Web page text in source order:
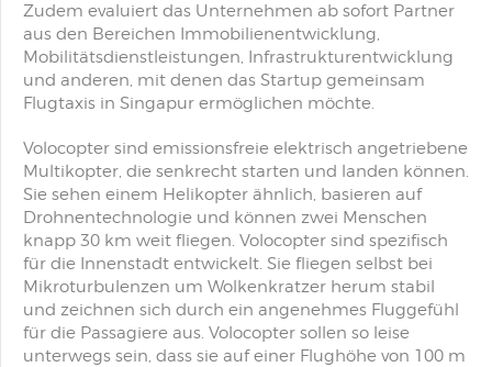
Zudem evaluiert das Unternehmen ab sofort Partner
aus den Bereichen Immobilienentwicklung,
Mobilitätsdienstleistungen, Infrastrukturentwicklung
und anderen, mit denen das Startup gemeinsam
Flugtaxis in Singapur ermöglichen möchte.
Volocopter sind emissionsfreie elektrisch angetriebene
Multikopter, die senkrecht starten und landen können.
Sie sehen einem Helikopter ähnlich, basieren auf
Drohnentechnologie und können zwei Menschen
knapp 30 km weit fliegen. Volocopter sind spezifisch
für die Innenstadt entwickelt. Sie fliegen selbst bei
Mikroturbulenzen um Wolkenkratzer herum stabil
und zeichnen sich durch ein angenehmes Fluggefühl
für die Passagiere aus. Volocopter sollen so leise
unterwegs sein, dass sie auf einer Flughöhe von 100 m